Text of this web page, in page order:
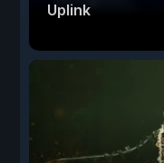
Uplink